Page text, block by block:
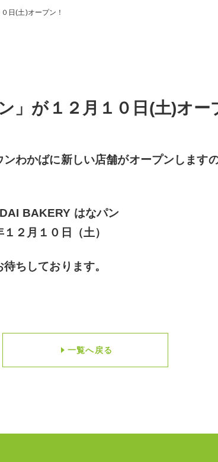
日(土)オープン！
」が１２月１０日(土)オー
わかばに新しい店舗がオープンします
BAKERY はなパン
２月１０日（土）
ちしております。
一覧へ戻る